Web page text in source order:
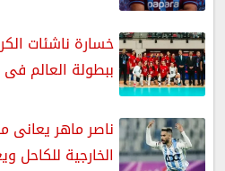
خسارة ناشئات
ببطولة العالم
ناصر ماهر يعانى
الخارجية للكاحل ويغيب 10